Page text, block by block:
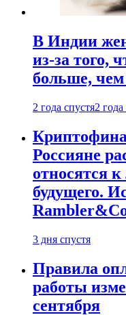
В Индии
из-за того,
больше, чем
2 года спустя2 года
Россияне
относятся
будущего.
3 дня спустя
Правила
работы
сентября